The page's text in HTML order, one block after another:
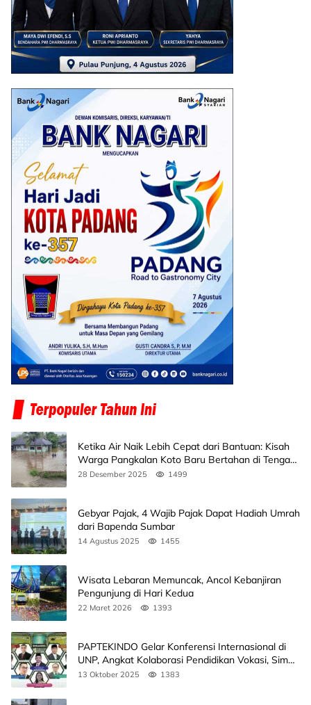
Ketika Air Naik Lebih Cepat dari Bantuan: Kisah
Warga Pangkalan Koto Baru Bertahan di Tengah
Banjir
28 Desember 2025 1499
Gebyar Pajak, 4 Wajib Pajak Dapat Hadiah Umrah
dari Bapenda Sumbar
14 Agustus 2025 1455
Wisata Lebaran Memuncak, Ancol Kebanjiran
Pengunjung di Hari Kedua
22 Maret 2026 1393
PAPTEKINDO Gelar Konferensi Internasional di
UNP, Angkat Kolaborasi Pendidikan Vokasi, Simak
Agendanya
13 Oktober 2025 1383